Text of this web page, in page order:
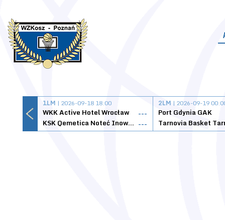
1LM | 2026-09-18 18:00
WKK Active Hotel Wrocław
---
KSK Qemetica Noteć Inowrocław ---
2LM | 2026-09-19
Port Gdynia GAK